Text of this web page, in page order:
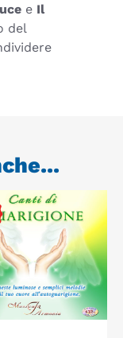
e Il
del